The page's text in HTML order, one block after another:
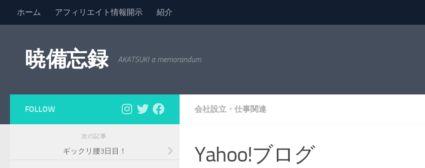
コンテンツへスキップ
ホーム アフィリエイト情報開示 紹介
暁備忘録 AKATSUKI a memorandum.
会社設立・仕事関連
Yahoo!ブログ
FOLLOW
次の記事
ギックリ腰3日目！